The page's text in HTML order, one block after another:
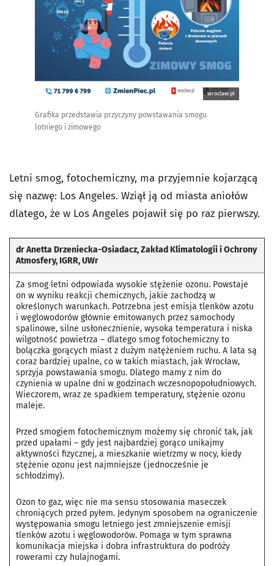
wroclaw.pl
Grafika przedstawia przyczyny powstawania smogu
lotniego i zimowego
Letni smog, fotochemiczny, ma przyjemnie kojarzącą
się nazwę: Los Angeles. Wziął ją od miasta aniołów
dlatego, że w Los Angeles pojawił się po raz pierwszy.
dr Anetta Drzeniecka-Osiadacz, Zakład Klimatologii i Ochrony
Atmosfery, IGRR, UWr
Za smog letni odpowiada wysokie stężenie ozonu. Powstaje
on w wyniku reakcji chemicznych, jakie zachodzą w
określonych warunkach. Potrzebna jest emisja tlenków azotu
i węglowodorów głównie emitowanych przez samochody
spalinowe, silne usłonecznienie, wysoka temperatura i niska
wilgotność powietrza – dlatego smog fotochemiczny to
bolączka gorących miast z dużym natężeniem ruchu. A lata są
coraz bardziej upalne, co w takich miastach, jak Wrocław,
sprzyja powstawania smogu. Dlatego mamy z nim do
czynienia w upalne dni w godzinach wczesnopopołudniowych.
Wieczorem, wraz ze spadkiem temperatury, stężenie ozonu
maleje.
Przed smogiem fotochemicznym możemy się chronić tak, jak
przed upałami – gdy jest najbardziej gorąco unikajmy
aktywności fizycznej, a mieszkanie wietrzmy w nocy, kiedy
stężenie ozonu jest najmniejsze (jednocześnie je
schłodzimy).
Ozon to gaz, więc nie ma sensu stosowania maseczek
chroniących przed pyłem. Jedynym sposobem na ograniczenie
występowania smogu letniego jest zmniejszenie emisji
tlenków azotu i węglowodorów. Pomaga w tym sprawna
komunikacja miejska i dobra infrastruktura do podróży
rowerami czy hulajnogami.